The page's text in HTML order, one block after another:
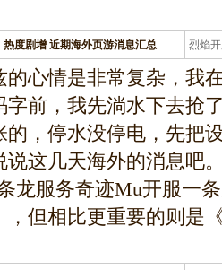
热度剧增 近期海外页游消息汇总 烈焰
龙
的心情是非常复杂，我
字前，我先淌水下去抢
的，停水没停电，先把
说这几天海外的消息吧
龙服务奇迹Mu开服一
，但相比更重要的则是